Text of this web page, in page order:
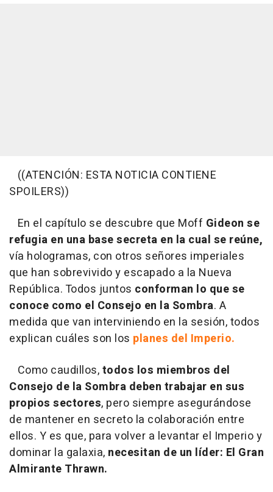
((ATENCIÓN: ESTA NOTICIA CONTIENE
SPOILERS))
En el capítulo se descubre que Moff Gideon se
refugia en una base secreta en la cual se reúne,
vía hologramas, con otros señores imperiales
que han sobrevivido y escapado a la Nueva
República. Todos juntos conforman lo que se
conoce como el Consejo en la Sombra. A
medida que van interviniendo en la sesión, todos
explican cuáles son los planes del Imperio.
Como caudillos,todos los miembros del
Consejo de la Sombra deben trabajar en sus
propios sectores, pero siempre asegurándose
de mantener en secreto la colaboración entre
ellos. Y es que, para volver a levantar el Imperio y
dominar la galaxia, necesitan de un líder: El Gran
Almirante Thrawn.